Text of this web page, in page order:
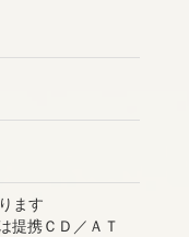
ます
提携ＣＤ／ＡＴ